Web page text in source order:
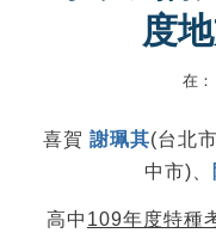
度
在：
喜賀謝珮其(台北
中市)、
高中 109年度特種